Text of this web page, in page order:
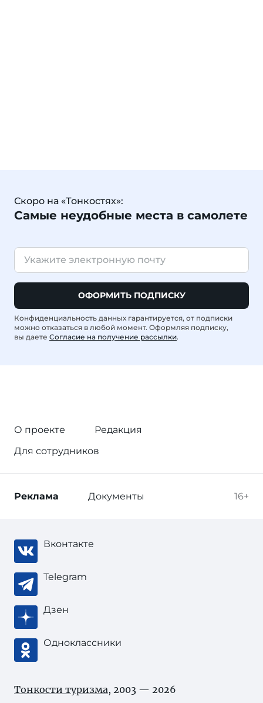
Скоро на «Тонкостях»:
Самые неудобные места в самолете
ОФОРМИТЬ ПОДПИСКУ
Конфиденциальность данных гарантируется, от подписки
можно отказаться в любой момент. Оформляя подписку,
вы даете Согласие на получение рассылки.
О проекте
Редакция
Для сотрудников
16+
Реклама Документы
Вконтакте
Telegram
Дзен
Одноклассники
Тонкости туризма, 2003 — 2026